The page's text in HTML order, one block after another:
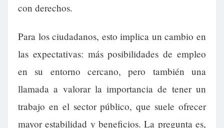
con derechos.
Para los ciudadanos, esto implica un cambio en
las expectativas: más posibilidades de empleo
en su entorno cercano, pero también una
llamada a valorar la importancia de tener un
trabajo en el sector público, que suele ofrecer
mayor estabilidad y beneficios. La pregunta es,